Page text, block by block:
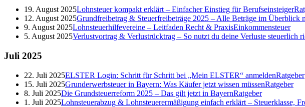
19. August 2025Lohnsteuer kompakt erklärt – Einfacher Einstieg für Berufseinsteiger
12. August 2025Grundfreibetrag & Steuerfreibeträge 2025 – Alle Beträge im Überblick
9. August 2025Lohnsteuerhilfevereine – Leitfaden Recht & PraxisEinkommensteuer
5. August 2025Verlustvortrag & Verlustrücktrag – So nutzt du deine Verluste steuerlich
Juli 2025
22. Juli 2025ELSTER Login: Schritt für Schritt bei „Mein ELSTER“ anmeldenRatgeber
15. Juli 2025Grunderwerbsteuer in Bayern: Was Käufer jetzt wissen müssenRatgeber
8. Juli 2025Die Grundsteuerreform 2025 – Das gilt jetzt in BayernRatgeber
1. Juli 2025Lohnsteuerabzug & Lohnsteuerermäßigung einfach erklärt – Steuerklasse,